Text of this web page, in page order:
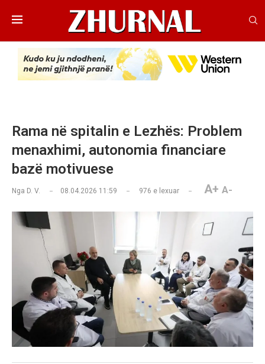
Rama në spitalin e Lezhës: Problem
menaxhimi, autonomia financiare
bazë motivuese
Nga D. V. 08.04.2026 11:59 976 e lexuar A+ A-